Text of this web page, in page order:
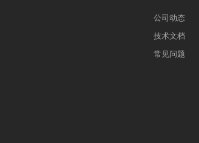
公司动态
技术文档
常见问题